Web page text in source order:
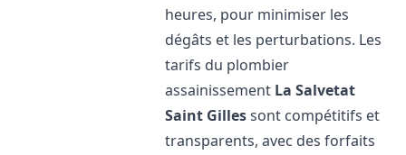
heures, pour minimiser les
dégâts et les perturbations. Les
tarifs du plombier
assainissement La Salvetat
Saint Gillessont compétitifs et
transparents, avec des forfaits